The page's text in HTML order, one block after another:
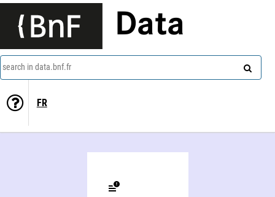
Data
search in data.bnf.fr
FR